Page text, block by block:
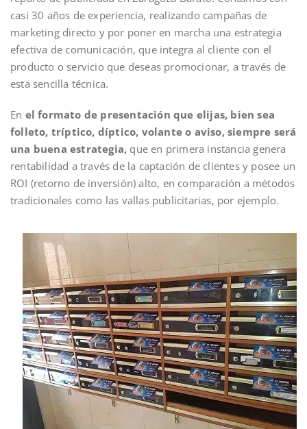
casi 30 años de experiencia, realizando campañas de
marketing directo y por poner en marcha una estrategia
efectiva de comunicación, que integra al cliente con el
producto o servicio que deseas promocionar, a través de
esta sencilla técnica.
En el formato de presentación que elijas, bien sea
folleto, tríptico, díptico, volante o aviso, siempre será
una buena estrategia, que en primera instancia genera
rentabilidad a través de la captación de clientes y posee un
ROI (retorno de inversión) alto, en comparación a métodos
tradicionales como las vallas publicitarias, por ejemplo.